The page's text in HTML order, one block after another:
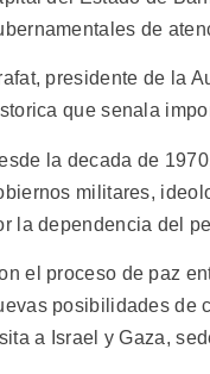
de
presidente de la
que senala
la decada de
militares,
la dependencia del
el proceso de paz
posibilidades de
a Israel y Gaza,